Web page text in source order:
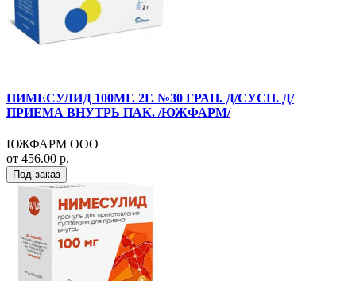
НИМЕСУЛИД 100МГ. 2Г. №30 ГРАН. Д/СУСП. Д/
ПРИЕМА ВНУТРЬ ПАК. /ЮЖФАРМ/
ЮЖФАРМ ООО
от 456.00 р.
Под заказ